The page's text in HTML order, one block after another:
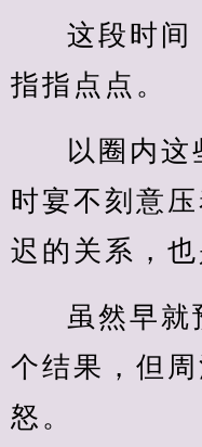
这段时间
指指点点。
以圈内这
时宴不刻意
迟的关系，也
虽然早就
个结果，但
怒。